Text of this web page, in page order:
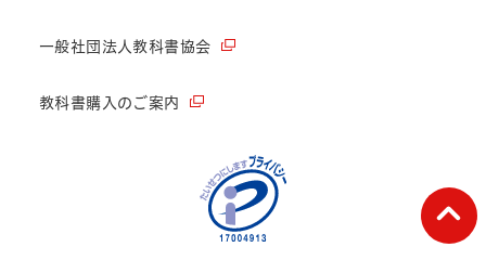
一般社団法人教科書協会
教科書購入のご案内
ペ